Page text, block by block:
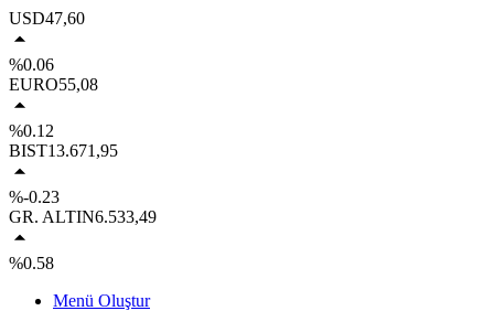
USD47,60
%0.06
EURO55,08
%0.12
BIST13.671,95
%-0.23
GR. ALTIN6.533,49
%0.58
Menü Oluştur